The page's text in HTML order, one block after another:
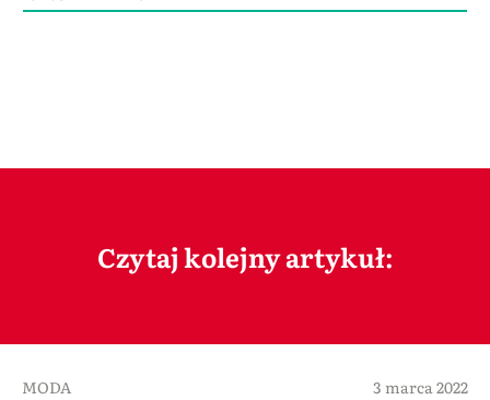
Czytaj kolejny artykuł:
MODA 3 marca 2022